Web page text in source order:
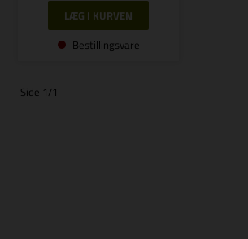
Bestillingsvare
Side 1/1